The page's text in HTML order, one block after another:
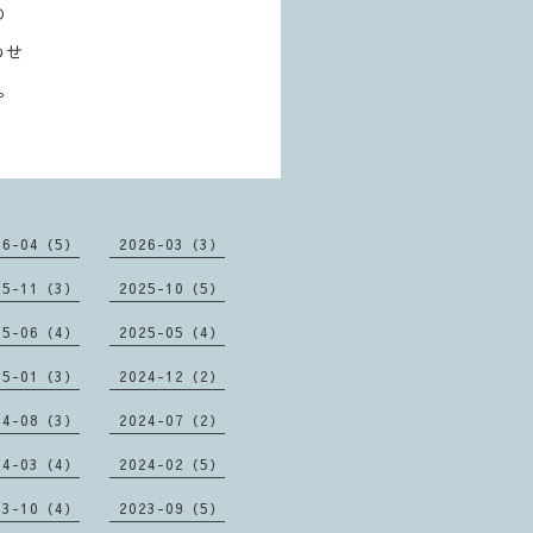
せ
04（5） 2026-03（3）
11（3） 2025-10（5）
06（4） 2025-05（4）
01（3） 2024-12（2）
08（3） 2024-07（2）
03（4） 2024-02（5）
10（4） 2023-09（5）